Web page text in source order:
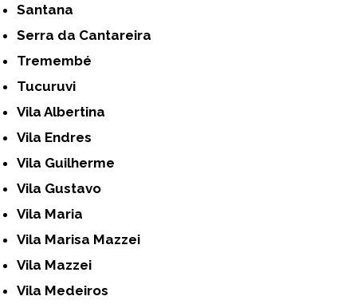
Santana
Serra da Cantareira
Tremembé
Tucuruvi
Vila Albertina
Vila Endres
Vila Guilherme
Vila Gustavo
Vila Maria
Vila Marisa Mazzei
Vila Mazzei
Vila Medeiros